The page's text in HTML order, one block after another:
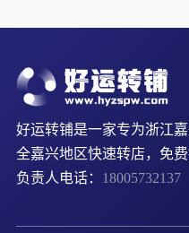
好运转铺是一家专为浙江
全嘉兴地区快速转店，免
负责人电话： 18005732137